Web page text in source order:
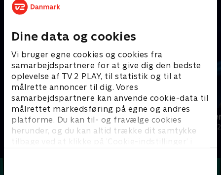
Dine data og cookies
Vi bruger egne cookies og cookies fra
samarbejdspartnere for at give dig den bedste
oplevelse af TV 2 PLAY, til statistik og til at
målrette annoncer til dig. Vores
samarbejdspartnere kan anvende cookie-data til
målrettet markedsføring på egne og andres
platforme. Du kan til- og fravælge cookies
herunder, og du kan altid trække dit samtykke
tilbage ved at klikke på ’Cookie-indstillinger’ i
Andre så også
24 stjerners julikalender
TV-Shows • 1 sæsoner
Hvem vil
Quiz-shows •